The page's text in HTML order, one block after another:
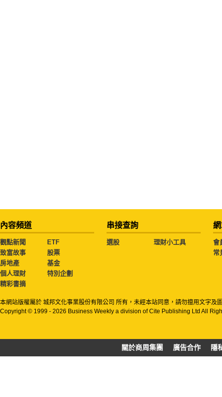
內容頻道
觀點新聞
ETF
致富故事
股票
房地產
基金
個人理財
特別企劃
精彩書摘
串接查詢
選股 理財小工具
會
常
本網站版權屬於 城邦文化事業股份有限公司 所有，未經本站同意，請勿擅用文字及
Copyright © 1999 - 2026 Business Weekly a division of Cite Publishing Ltd All
關於商周集團 廣告合作 隱